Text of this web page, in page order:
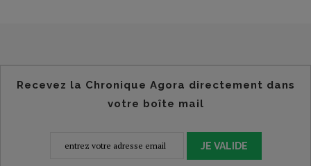
Recevez la Chronique Agora directement dans
votre boîte mail
JE VALIDE